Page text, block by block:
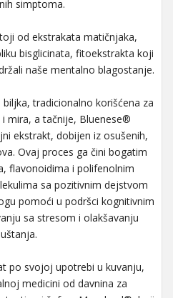
simptoma.
od ekstrakata matičnjaka,
bisglicinata, fitoekstrakta koji
naše mentalno blagostanje.
tradicionalno korišćena za
mira, a tačnije, Bluenese®
ekstrakt, dobijen iz osušenih,
Ovaj proces ga čini bogatim
flavonoidima i polifenolnim
sa pozitivnim dejstvom
pomoći u podršci kognitivnim
sa stresom i olakšavanju
po svojoj upotrebi u kuvanju,
medicini od davnina za